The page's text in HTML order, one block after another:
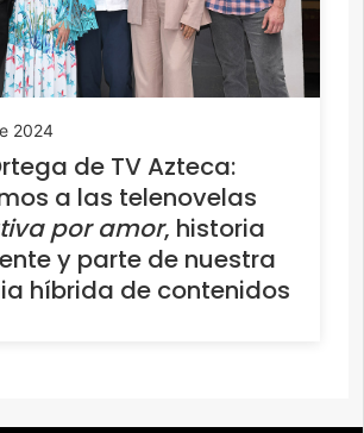
2024
de TV Azteca:
a las telenovelas
por amor, historia
y parte de nuestra
híbrida de contenidos